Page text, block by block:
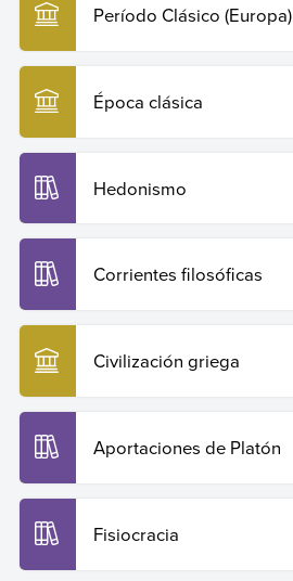
Período Clásico (Europa)
Época clásica
Hedonismo
Corrientes filosóficas
Civilización griega
Aportaciones de Platón
Fisiocracia